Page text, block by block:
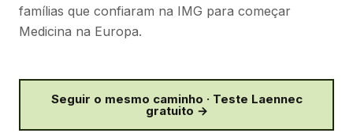
famílias que confiaram na IMG para começar
Medicina na Europa.
Seguir o mesmo caminho · Teste Laennec
gratuito →